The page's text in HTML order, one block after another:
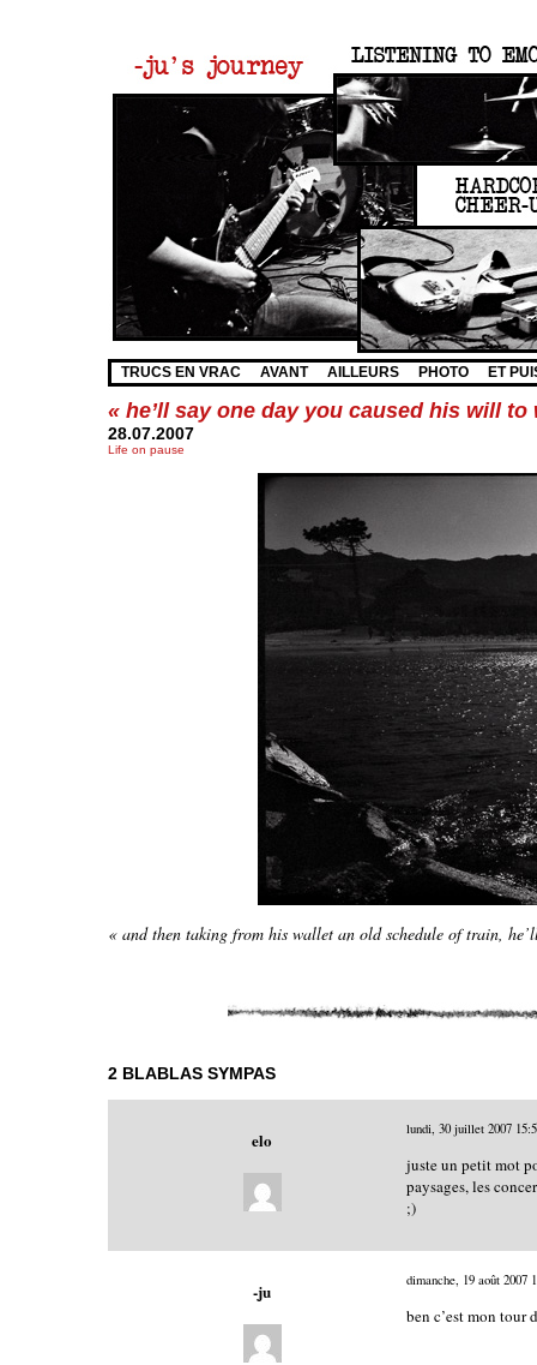
TRUCS EN VRAC AVANT AILLEURS PHOTO ET
« he’ll say one day you caused his will
28.07.2007
Life on pause
« and then taking from his wallet an old schedule of train,
2 BLABLAS SYMPAS
elo lundi, 30 juillet 2007
juste un petit mot
paysages, les
;)
-ju dimanche, 19 août 2007
ben c’est mon tour